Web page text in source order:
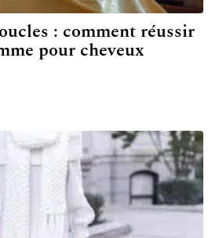
: comment réussir
pour cheveux